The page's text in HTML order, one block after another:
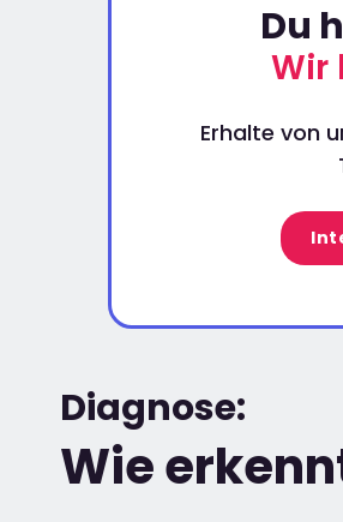
Du
Wir
Erhalte von
Diagnose:
Wie